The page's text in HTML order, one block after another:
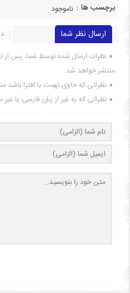
برچسب ها : ناموجود
ارسال نظر شما
نظرات ارسال شده توسط شما، پس از
منتشر خواهد شد.
نظراتی که حاوی تهمت یا افترا باشد
نظراتی که به غیر از زبان فارسی یا